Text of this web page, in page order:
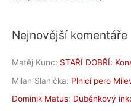
Nejnovější komentáře
Matěj Kunc: STAŘÍ DOBŘÍ:
Milan Slanička: Plnicí pero
Dominik Matus: Duběnkový